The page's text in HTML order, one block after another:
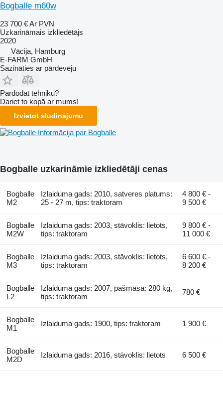
Bogballe m60w
23 700 €Ar PVN
Uzkarināmais izkliedētājs
2020
Vācija, Hamburg
E-FARM GmbH
Sazināties ar pārdevēju
Pārdodat tehniku?
Dariet to kopā ar mums!
Izvietot sludinājumu
Informācija par Bogballe
Bogballe uzkarināmie izkliedētāji cenas
Bogballe
M2
Izlaiduma gads: 2010, satveres platums:
25 - 27 m, tips: traktoram
4 800 € -
9 500 €
Bogballe
M2W
Izlaiduma gads: 2003, stāvoklis: lietots,
tips: traktoram
9 800 € -
11 000 €
Bogballe
M3
Izlaiduma gads: 2003, stāvoklis: lietots,
tips: traktoram
6 600 € -
8 200 €
Bogballe
L2
Izlaiduma gads: 2007, pašmasa: 280 kg,
tips: traktoram
780 €
Bogballe
M1
Izlaiduma gads: 1900, tips: traktoram 1 900 €
Bogballe
M2D
Izlaiduma gads: 2016, stāvoklis: lietots 6 500 €